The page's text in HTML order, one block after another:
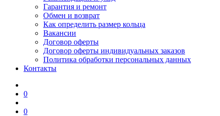
Гарантия и ремонт
Обмен и возврат
Как определить размер кольца
Вакансии
Договор оферты
Договор оферты индивидуальных заказов
Политика обработки персональных данных
Контакты
0
0